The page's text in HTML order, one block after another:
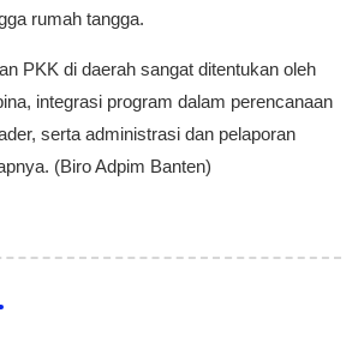
rumah tangga.
PKK di daerah sangat ditentukan oleh
integrasi program dalam perencanaan
serta administrasi dan pelaporan
(Biro Adpim Banten)